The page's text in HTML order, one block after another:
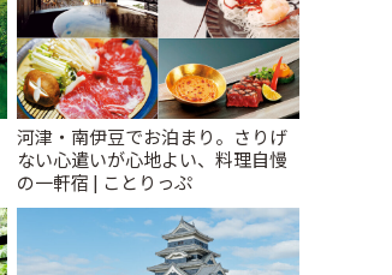
河津・南伊豆でお泊まり。さりげ
ない心遣いが心地よい、料理自慢
の一軒宿 | ことりっぷ